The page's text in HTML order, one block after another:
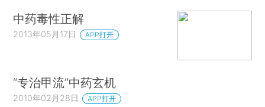
中药毒性正解
2013年05月17日 APP打开
“专治甲流”中药玄机
2010年02月28日 APP打开